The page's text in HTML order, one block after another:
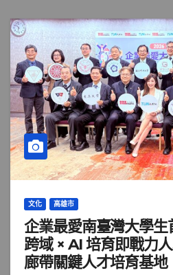
文化 高雄市
企業最愛南臺灣大學
跨域 × AI 培育即戰力
廊帶關鍵人才培育基地